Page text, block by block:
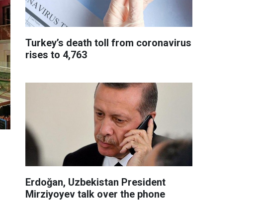
Turkey’s death toll from coronavirus
rises to 4,763
Erdoğan, Uzbekistan President
Mirziyoyev talk over the phone